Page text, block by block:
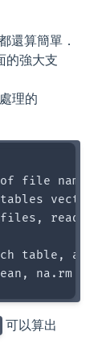
還算簡單．
的強大支
理的
file name
vector
table, and
可以算出